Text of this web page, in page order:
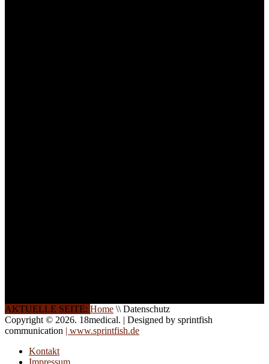
AKTUELLE SEITE: Home \\ Datenschutz
Copyright © 2026. 18medical. | Designed by sprintfish
communication | www.sprintfish.de
Kontakt
Impressum